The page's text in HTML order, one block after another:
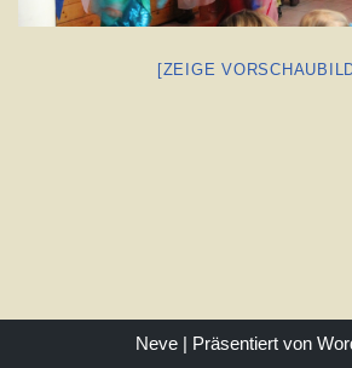
[ZEIGE
Neve | Präsentiert von